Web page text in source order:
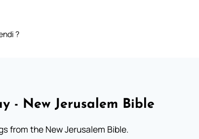
?
- New Jerusalem Bible
from the New Jerusalem Bible.